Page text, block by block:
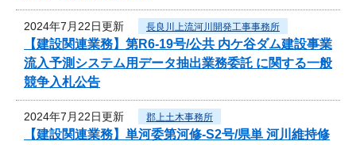
2024年7月22日更新 長良川上流河川開発工事事務所
【建設関連業務】第R6-19号/公共 内ケ谷ダム建設事業
流入予測システム用データ抽出業務委託 に関する一般
競争入札公告
2024年7月22日更新 郡上土木事務所
【建設関連業務】単河委第河修-S2号/県単 河川維持修